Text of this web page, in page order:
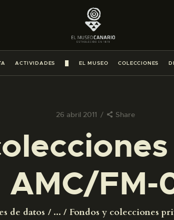
ACTIVIDADES EL MUSEO COLECCIONES
26 abril 2011 Share
AMC/FM-
de datos ... Fondos y colecciones
LA VISITA
ESPAÑOL